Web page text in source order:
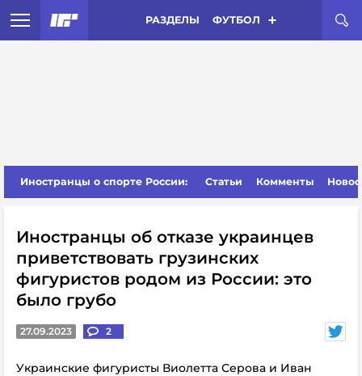
РАЗДЕЛЫ ФУТБОЛ
Иностранцы о спорте России: Статьи Комменты
Иностранцы об отказе украинцев
приветствовать грузинских
фигуристов родом из России: это
было грубо
27.09.2023 2
Украинские фигуристы Виолетта Серова и Иван